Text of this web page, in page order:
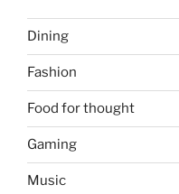
Dining
Fashion
Food for thought
Gaming
Music